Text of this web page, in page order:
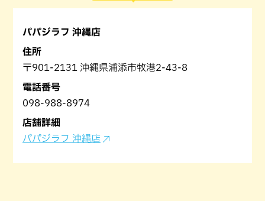
パパジラフ 沖縄店
住所
〒901-2131 沖縄県浦添市牧港2-43-8
電話番号
098-988-8974
店舗詳細
パパジラフ 沖縄店